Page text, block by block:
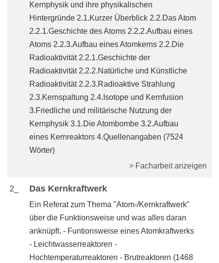
Kernphysik und ihre physikalischen
Hintergründe 2.1.Kurzer Überblick 2.2.Das Atom
2.2.1.Geschichte des Atoms 2.2.2.Aufbau eines
Atoms 2.2.3.Aufbau eines Atomkerns 2.2.Die
Radioaktivität 2.2.1.Geschichte der
Radioaktivität 2.2.2.Natürliche und Künstliche
Radioaktivität 2.2.3.Radioaktive Strahlung
2.3.Kernspaltung 2.4.Isotope und Kernfusion
3.Friedliche und militärische Nutzung der
Kernphysik 3.1.Die Atombombe 3.2.Aufbau
eines Kernreaktors 4.Quellenangaben (7524
Wörter)
> Facharbeit anzeigen
2_ Das Kernkraftwerk
Ein Referat zum Thema "Atom-/Kernkraftwerk"
über die Funktionsweise und was alles daran
anknüpft. - Funtionsweise eines Atomkraftwerks
- Leichtwasserreaktoren -
Hochtemperaturreaktoren - Brutreaktoren (1468